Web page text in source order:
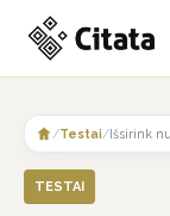
content
/Testai/Išsirink
TESTAI